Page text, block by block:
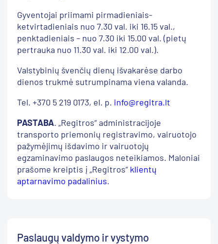
Gyventojai priimami pirmadieniais-
ketvirtadieniais nuo 7.30 val. iki 16.15 val.,
penktadieniais – nuo 7.30 iki 15.00 val. (pietų
pertrauka nuo 11.30 val. iki 12.00 val.).
Valstybinių švenčių dienų išvakarėse darbo
dienos trukmė sutrumpinama viena valanda.
Tel. +370 5 219 0173, el. p. info@regitra.lt
PASTABA. „Regitros“ administracijoje
transporto priemonių registravimo, vairuotojo
pažymėjimų išdavimo ir vairuotojų
egzaminavimo paslaugos neteikiamos. Maloniai
prašome kreiptis į „Regitros“ klientų
aptarnavimo padalinius.
Paslaugų valdymo ir vystymo